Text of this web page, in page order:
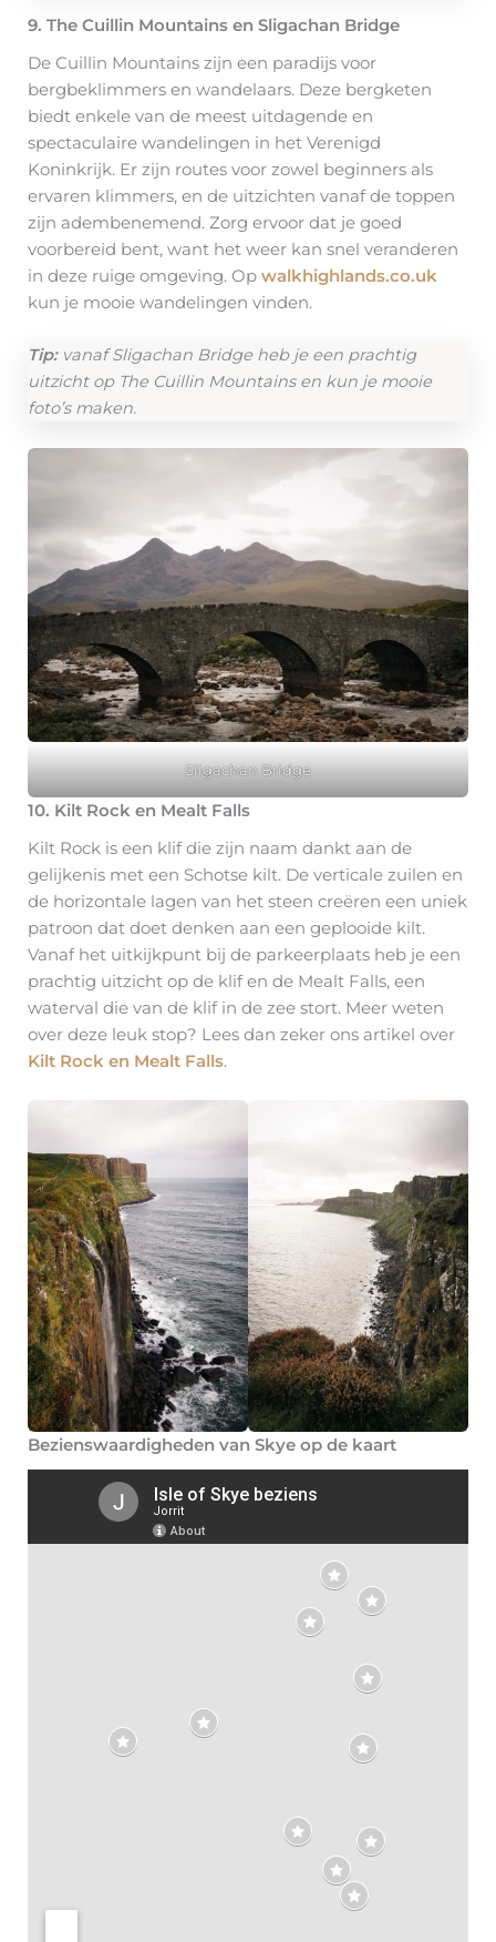
9. The Cuillin Mountains en Sligachan Bridge
De Cuillin Mountains zijn een paradijs voor
bergbeklimmers en wandelaars. Deze bergketen
biedt enkele van de meest uitdagende en
spectaculaire wandelingen in het Verenigd
Koninkrijk. Er zijn routes voor zowel beginners als
ervaren klimmers, en de uitzichten vanaf de toppen
zijn adembenemend. Zorg ervoor dat je goed
voorbereid bent, want het weer kan snel veranderen
in deze ruige omgeving. Op walkhighlands.co.uk
kun je mooie wandelingen vinden.
Tip: vanaf Sligachan Bridge heb je een prachtig
uitzicht op The Cuillin Mountains en kun je mooie
foto’s maken.
Sligachan Bridge
10. Kilt Rock en Mealt Falls
Kilt Rock is een klif die zijn naam dankt aan de
gelijkenis met een Schotse kilt. De verticale zuilen en
de horizontale lagen van het steen creëren een uniek
patroon dat doet denken aan een geplooide kilt.
Vanaf het uitkijkpunt bij de parkeerplaats heb je een
prachtig uitzicht op de klif en de Mealt Falls, een
waterval die van de klif in de zee stort. Meer weten
over deze leuk stop? Lees dan zeker ons artikel over
Kilt Rock en Mealt Falls.
Bezienswaardigheden van Skye op de kaart